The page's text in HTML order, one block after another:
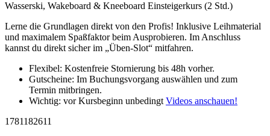
Wasserski, Wakeboard & Kneeboard Einsteigerkurs (2 Std.)
Lerne die Grundlagen direkt von den Profis! Inklusive Leihmaterial
und maximalem Spaßfaktor beim Ausprobieren. Im Anschluss
kannst du direkt sicher im „Üben-Slot“ mitfahren.
Flexibel: Kostenfreie Stornierung bis 48h vorher.
Gutscheine: Im Buchungsvorgang auswählen und zum
Termin mitbringen.
Wichtig: vor Kursbeginn unbedingt Videos anschauen!
1781182611